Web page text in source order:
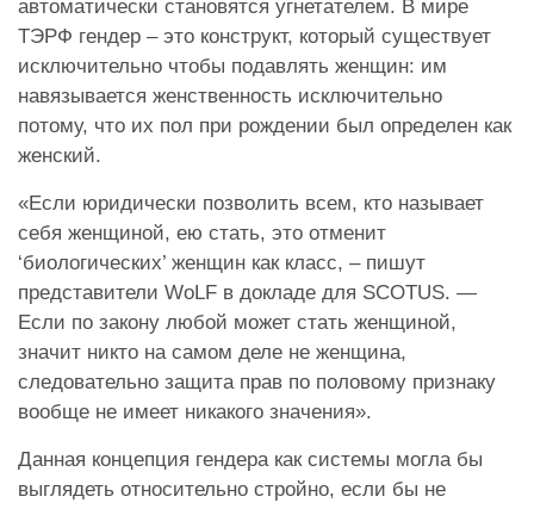
автоматически становятся угнетателем. В мире
ТЭРФ гендер – это конструкт, который существует
исключительно чтобы подавлять женщин: им
навязывается женственность исключительно
потому, что их пол при рождении был определен как
женский.
«Если юридически позволить всем, кто называет
себя женщиной, ею стать, это отменит
‘биологических’ женщин как класс, – пишут
представители WoLF в докладе для SCOTUS. —
Если по закону любой может стать женщиной,
значит никто на самом деле не женщина,
следовательно защита прав по половому признаку
вообще не имеет никакого значения».
Данная концепция гендера как системы могла бы
выглядеть относительно стройно, если бы не